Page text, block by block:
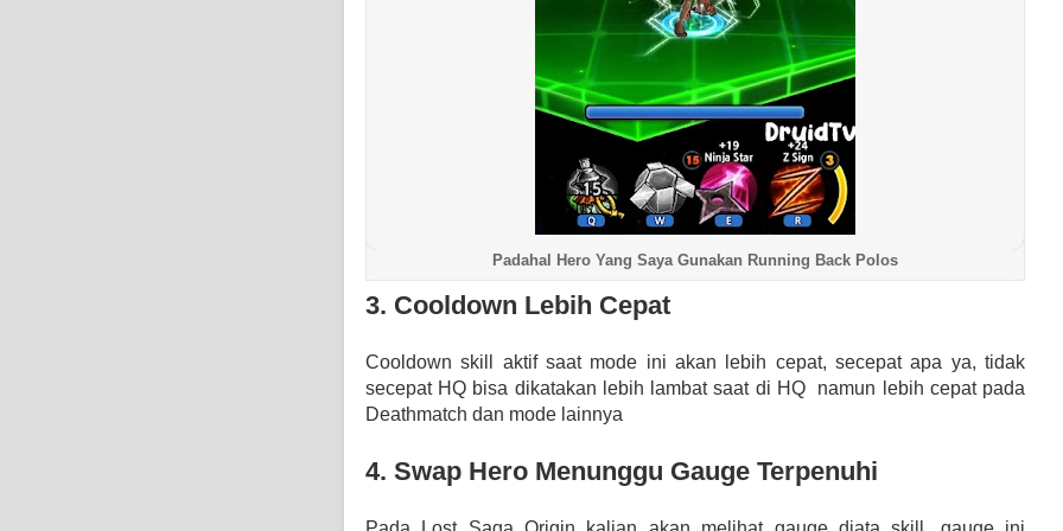
Padahal Hero Yang Saya Gunakan Running Back Polos
3. Cooldown Lebih Cepat
Cooldown skill aktif saat mode ini akan lebih cepat, secepat apa ya, tidak
secepat HQ bisa dikatakan lebih lambat saat di HQ namun lebih cepat pada
Deathmatch dan mode lainnya
4. Swap Hero Menunggu Gauge Terpenuhi